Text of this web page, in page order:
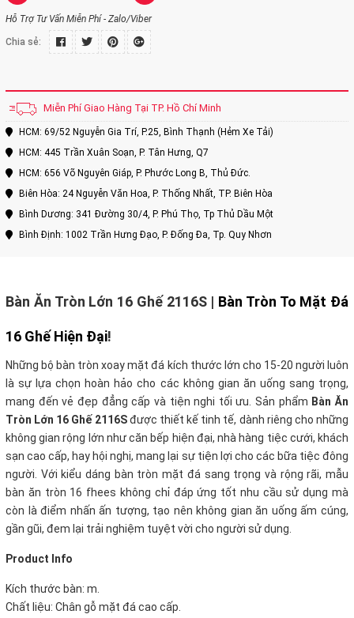
Hỗ Trợ Tư Vấn Miễn Phí - Zalo/Viber
Chia sẻ:
Miễn Phí Giao Hàng Tại TP. Hồ Chí Minh
HCM: 69/52 Nguyễn Gia Trí, P.25, Bình Thạnh (Hẻm Xe Tải)
HCM: 445 Trần Xuân Soạn, P. Tân Hưng, Q7
HCM: 656 Võ Nguyên Giáp, P. Phước Long B, Thủ Đức.
Biên Hòa: 24 Nguyễn Văn Hoa, P. Thống Nhất, TP. Biên Hòa
Bình Dương: 341 Đường 30/4, P. Phú Thọ, Tp Thủ Dầu Một
Bình Định: 1002 Trần Hưng Đạo, P. Đống Đa, Tp. Quy Nhơn
Bàn Ăn Tròn Lớn 16 Ghế 2116S | Bàn Tròn To Mặt Đá
16 Ghế Hiện Đại!
Những bộ bàn tròn xoay mặt đá kích thước lớn cho 15-20 người luôn
là sự lựa chọn hoàn hảo cho các không gian ăn uống sang trọng,
mang đến vẻ đẹp đẳng cấp và tiện nghi tối ưu. Sản phẩm Bàn Ăn
Tròn Lớn 16 Ghế 2116Sđược thiết kế tinh tế, dành riêng cho những
không gian rộng lớn như căn bếp hiện đại, nhà hàng tiệc cưới, khách
sạn cao cấp, hay hội nghị, mang lại sự tiện lợi cho các bữa tiệc đông
người. Với kiểu dáng bàn tròn mặt đá sang trọng và rộng rãi, mẫu
bàn ăn tròn 16 fhees không chỉ đáp ứng tốt nhu cầu sử dụng mà
còn là điểm nhấn ấn tượng, tạo nên không gian ăn uống ấm cúng,
gần gũi, đem lại trải nghiệm tuyệt vời cho người sử dụng.
Product Info
Kích thước bàn: m.
Chất liệu: Chân gỗ mặt đá cao cấp.